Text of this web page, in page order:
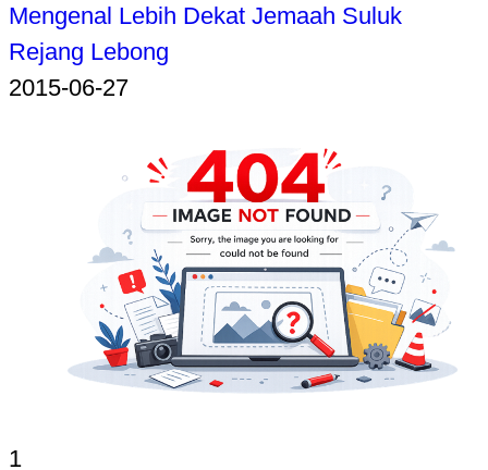
Mengenal Lebih Dekat Jemaah Suluk
Rejang Lebong
2015-06-27
1